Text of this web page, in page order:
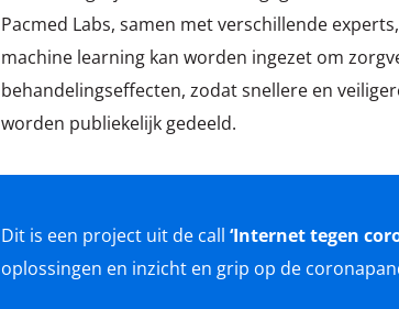
Pacmed Labs, samen met verschillende
machine learning kan worden ingezet om
behandelingseffecten, zodat snellere en
worden publiekelijk gedeeld.
Dit is een project uit de call ‘Internet tegen